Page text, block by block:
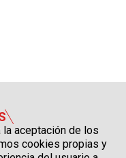
aceptación de los
cookies propias y